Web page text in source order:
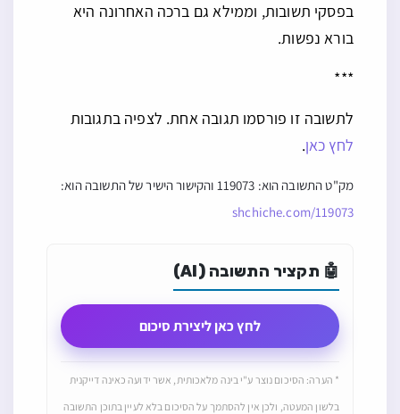
בפסקי תשובות, וממילא גם ברכה האחרונה היא
בורא נפשות.
***
לתשובה זו פורסמו תגובה אחת. לצפיה בתגובות
לחץ כאן.
מק"ט התשובה הוא: 119073 והקישור הישיר של התשובה הוא:
shchiche.com/119073
🤖 תקציר התשובה (AI)
לחץ כאן ליצירת סיכום
* הערה: הסיכום נוצר ע"י בינה מלאכותית, אשר ידועה כאינה דייקנית
בלשון המעטה, ולכן אין להסתמך על הסיכום בלא לעיין בתוכן התשובה